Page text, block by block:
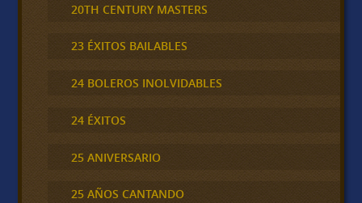
20TH CENTURY MASTERS
23 ÉXITOS BAILABLES
24 BOLEROS INOLVIDABLES
24 ÉXITOS
25 ANIVERSARIO
25 AÑOS CANTANDO